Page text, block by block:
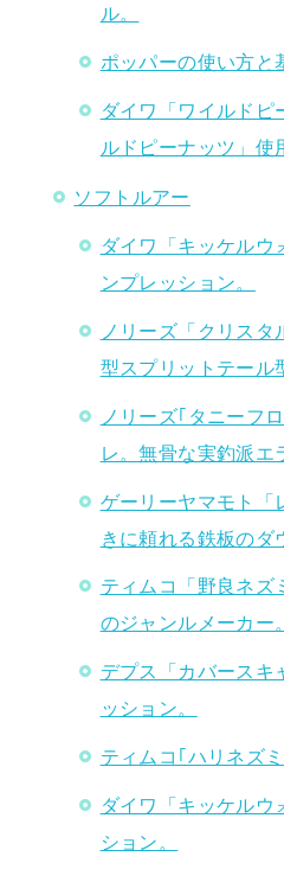
ル。
ポッパーの使い方と
ダイワ「ワイルドピ
ルドピーナッツ」使
ソフトルアー
ダイワ「キッケルウ
ンプレッション。
ノリーズ「クリス
型スプリットテール
ノリーズ｢タニーフ
レ。無骨な実釣派エ
ゲーリーヤマモト「
きに頼れる鉄板のダ
ティムコ「野良ネズ
のジャンルメーカー。
デプス「カバースキ
ッション。
ティムコ｢ハリネズ
ダイワ「キッケルウ
ション。